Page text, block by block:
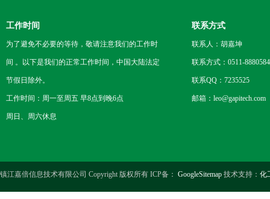
工作时间
为了避免不必要的等待，敬请注意我们的工作时
间 。以下是我们的正常工作时间，中国大陆法定
节假日除外。
工作时间：周一至周五 早8点到晚6点
周日、周六休息
联系方式
联系人：胡嘉坤
联系方式：0511-
联系QQ：7235525
邮箱：leo@gapitech.com
镇江嘉倍信息技术有限公司 Copyright 版权所有 ICP备： GoogleSitemap 技术支持： 化